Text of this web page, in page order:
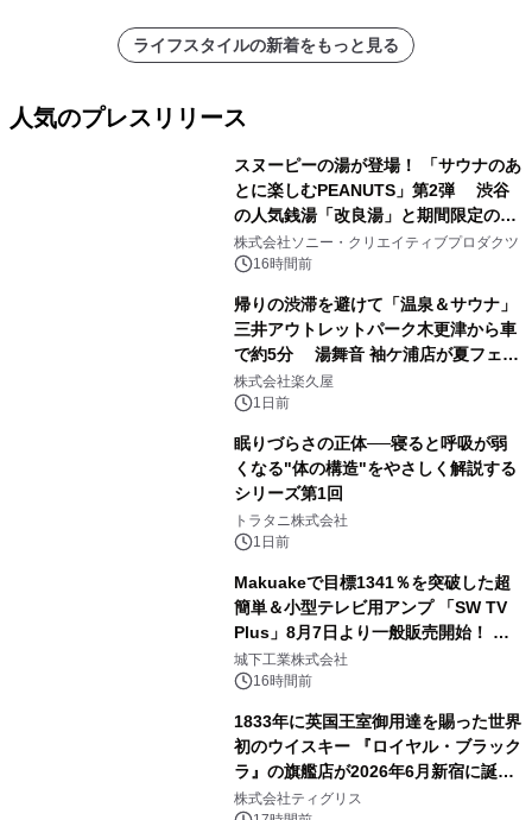
ライフスタイルの新着をもっと見る
人気のプレスリリース
スヌーピーの湯が登場！ 「サウナのあ
とに楽しむPEANUTS」第2弾 渋谷
の人気銭湯「改良湯」と期間限定のコ
ラボレーション サウナイキタイコラ
ボグッズも発売決定！
株式会社ソニー・クリエイティブプロダクツ
16時間前
帰りの渋滞を避けて「温泉＆サウナ」
三井アウトレットパーク木更津から車
で約5分 湯舞音 袖ケ浦店が夏フェア
メニューを提供
株式会社楽久屋
1日前
眠りづらさの正体──寝ると呼吸が弱
くなる"体の構造"をやさしく解説する
シリーズ第1回
トラタニ株式会社
1日前
Makuakeで目標1341％を突破した超
簡単＆小型テレビ用アンプ 「SW TV
Plus」8月7日より一般販売開始！ ケ
ーブル1本つなぐだけ、テレビの音が
ぐっと豊かに
城下工業株式会社
16時間前
1833年に英国王室御用達を賜った世界
初のウイスキー 『ロイヤル・ブラック
ラ』の旗艦店が2026年6月新宿に誕
生 バカルディ ジャパンと連携した
株式会社ティグリス